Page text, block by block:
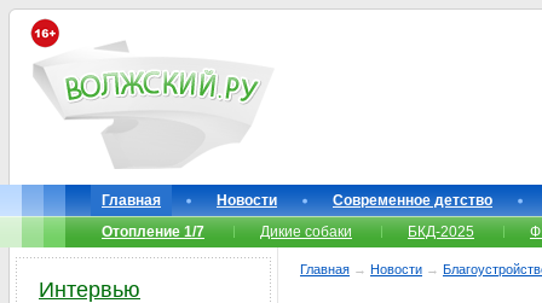
Главная Новости
Современное детство
Отопление 1/7
Дикие собаки БКД-2025
Главная → Новости →
Интервью